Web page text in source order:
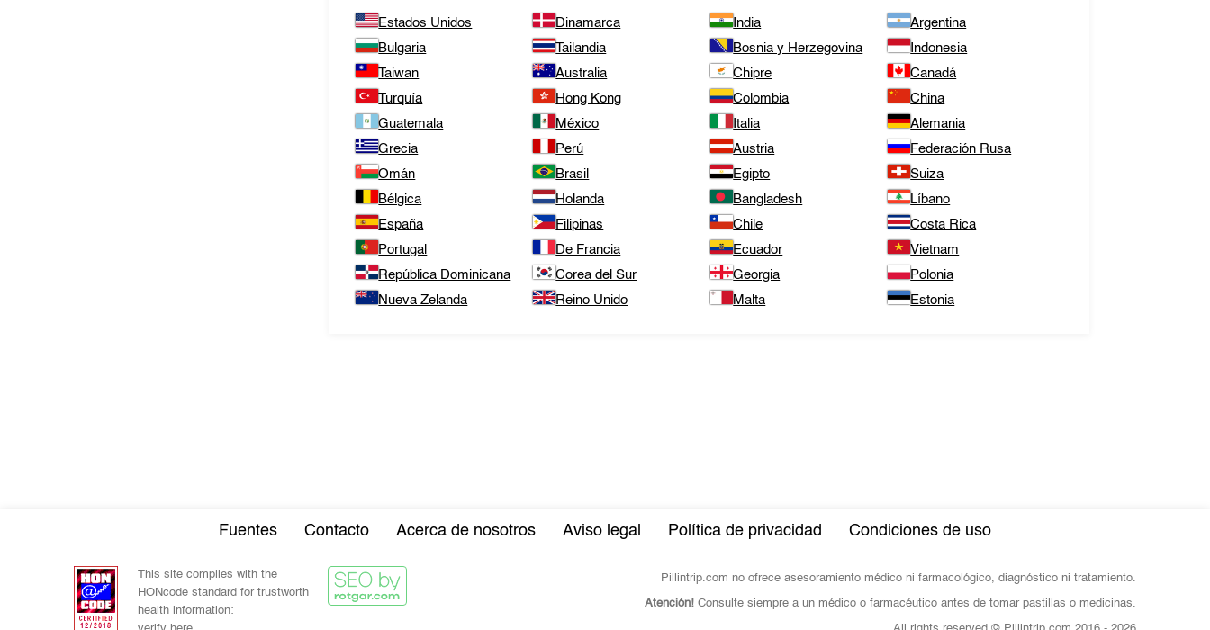
Estados Unidos Dinamarca India
Argentina
Bulgaria
Tailandia Bosnia y Herzegovina
Indonesia
Taiwan
Australia Chipre
Canadá
Turquía
Hong Kong Colombia
China
Guatemala
México Italia
Alemania
Grecia
Perú Austria
Federación Rusa
Omán
Brasil Egipto
Suiza
Bélgica
Holanda Bangladesh
Líbano
España
Filipinas Chile
Costa Rica
Portugal
De Francia Ecuador
Vietnam
República Dominicana
Corea del Sur Georgia
Polonia
Nueva Zelanda
Reino Unido Malta Estonia
Fuentes Contacto Acerca de nosotros Aviso legal Política de privacidad Condiciones de uso
This site complies with the
HONcode standard for trustworth
health information:
Pillintrip.com no ofrece asesoramiento médico ni farmacológico, diagnóstico ni tratamiento.
Atención! Consulte siempre a un médico o farmacéutico antes de tomar pastillas o medicinas.